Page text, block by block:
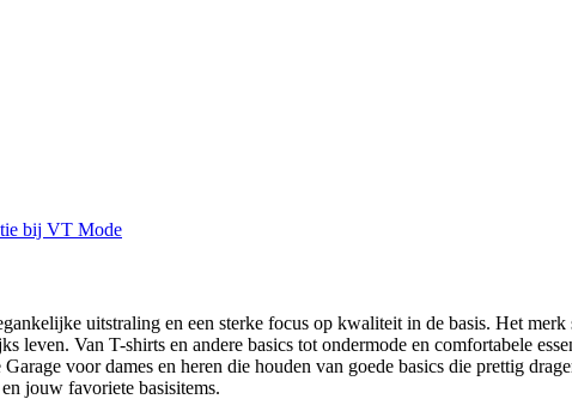
uitstraling en een sterke focus op kwaliteit in de basis. Het
leven. Van T-shirts en andere basics tot ondermode en comfortabele
voor dames en heren die houden van goede basics die prettig
jouw favoriete basisitems.